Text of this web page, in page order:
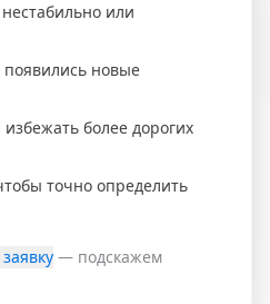
или
появились новые
более дорогих
точно определить
— подскажем